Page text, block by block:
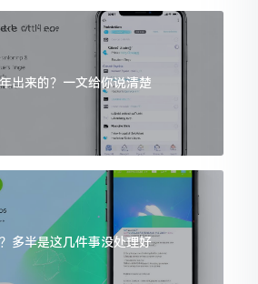
出来的？一文给你说清楚
多半是这几件事没处理好